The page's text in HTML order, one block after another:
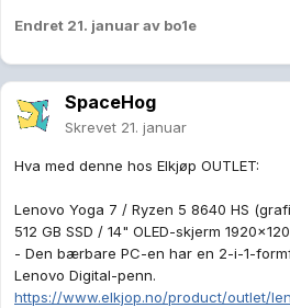
Endret 21. januarav bo1e
SpaceHog
Skrevet 21. januar
Hva med denne hos Elkjøp OUTLET:
Lenovo Yoga 7 / Ryzen 5 8640 HS
512 GB SSD / 14" OLED-skjerm
- Den bærbare PC-en har en 2-i-1-
Lenovo Digital-penn.
https://www.elkjop.no/product/outlet/